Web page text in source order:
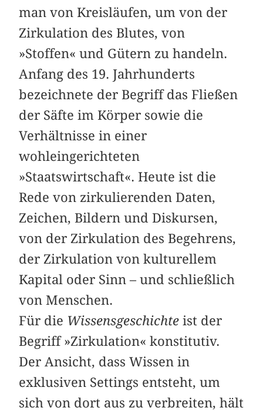
man von Kreisläufen, um von der
Zirkulation des Blutes, von
»Stoffen« und Gütern zu handeln.
Anfang des 19. Jahrhunderts
bezeichnete der Begriff das Fließen
der Säfte im Körper sowie die
Verhältnisse in einer
wohleingerichteten
»Staatswirtschaft«. Heute ist die
Rede von zirkulierenden Daten,
Zeichen, Bildern und Diskursen,
von der Zirkulation des Begehrens,
der Zirkulation von kulturellem
Kapital oder Sinn – und schließlich
von ­Menschen.
Für die Wissensgeschichte ist der
Begriff »Zirkulation« konstitutiv.
Der Ansicht, dass Wissen in
exklusiven Settings entsteht, um
sich von dort aus zu verbreiten, hält